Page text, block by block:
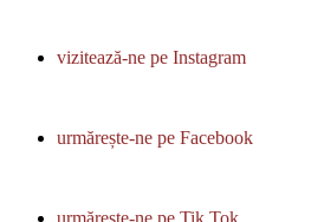
vizitează-ne pe Instagram
urmărește-ne pe Facebook
urmărește-ne pe Tik Tok